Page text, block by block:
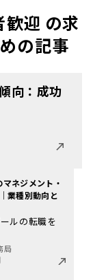
迎 の求
の記事
向：成功
ネジメント・
業種別動向と
ルの転職を
局